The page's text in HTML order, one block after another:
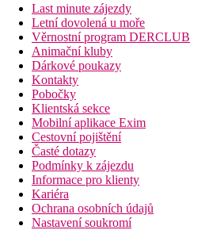
Last minute zájezdy
Letní dovolená u moře
Věrnostní program DERCLUB
Animační kluby
Dárkové poukazy
Kontakty
Pobočky
Klientská sekce
Mobilní aplikace Exim
Cestovní pojištění
Časté dotazy
Podmínky k zájezdu
Informace pro klienty
Kariéra
Ochrana osobních údajů
Nastavení soukromí